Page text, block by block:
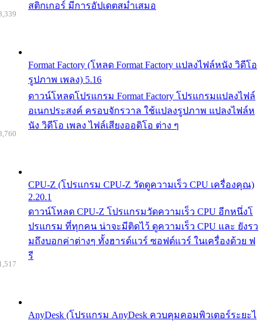
สติกเกอร์ มีการอัปเดตสม่ำเสมอ
Format Factory (โหลด Format Factory แปลงไฟล์หนัง วิดีโอ
รูปภาพ เพลง) 5.16
ดาวน์โหลดโปรแกรม Format Factory โปรแกรมแปลงไฟล์
อเนกประสงค์ ครอบจักรวาล ใช้แปลงรูปภาพ แปลงไฟล์ห
นัง วิดีโอ เพลง ไฟล์เสียงออดิโอ ต่าง ๆ
CPU-Z (โปรแกรม CPU-Z วัดดูความเร็ว CPU เครื่องคุณ)
2.20.1
ดาวน์โหลด CPU-Z โปรแกรมวัดความเร็ว CPU อีกหนึ่งโ
ปรแกรม ที่ทุกคน น่าจะมีติดไว้ ดูความเร็ว CPU และ ยังรว
มถึงบอกค่าต่างๆ ทั้งฮารด์แวร์ ซอฟต์แวร์ ในเครื่องด้วย ฟ
รี
AnyDesk (โปรแกรม AnyDesk ควบคุมคอมพิวเตอร์ระยะไ